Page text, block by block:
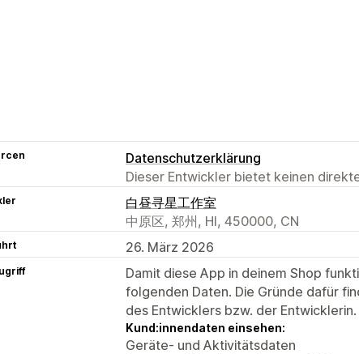
Datenschutzerklärung
Dieser Entwickler bietet keinen
白昼寻星工作室
中原区, 郑州, HI, 450000, CN
26. März 2026
Damit diese App in deinem Shop
folgenden Daten. Die Gründe dafür
des Entwicklers bzw. der Entwicklerin.
Kund:innendaten einsehen:
Geräte- und Aktivitätsdaten